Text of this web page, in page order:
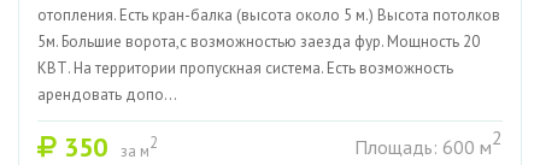
отопления. Есть кран-балка (высота около 5 м.) Высота потолков
5м. Большие ворота,с возможностью заезда фур. Мощность 20
КВТ. На территории пропускная система. Есть возможность
арендовать допо...
350 за м2 Площадь: 600 м2